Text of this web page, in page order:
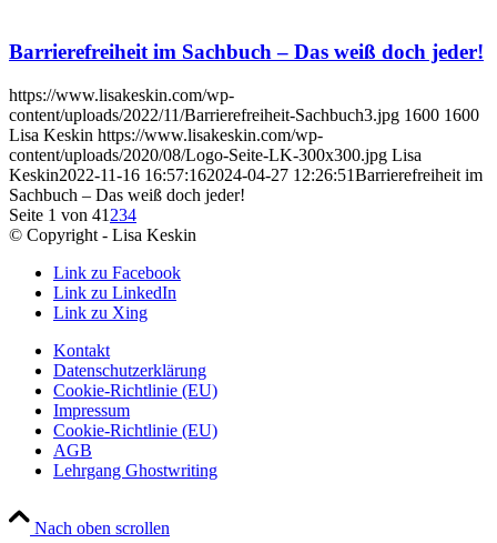
Barrierefreiheit im Sachbuch – Das weiß doch jeder!
https://www.lisakeskin.com/wp-
content/uploads/2022/11/Barrierefreiheit-Sachbuch3.jpg 1600 1600
Lisa Keskin https://www.lisakeskin.com/wp-
content/uploads/2020/08/Logo-Seite-LK-300x300.jpg Lisa
Keskin2022-11-16 16:57:162024-04-27 12:26:51Barrierefreiheit im
Sachbuch – Das weiß doch jeder!
Seite 1 von 41 234
© Copyright - Lisa Keskin
Link zu Facebook
Link zu LinkedIn
Link zu Xing
Kontakt
Datenschutzerklärung
Cookie-Richtlinie (EU)
Impressum
Cookie-Richtlinie (EU)
AGB
Lehrgang Ghostwriting
Nach oben scrollen